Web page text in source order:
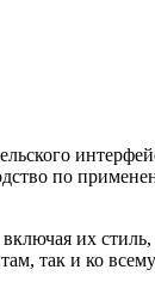
по
их
так и ко